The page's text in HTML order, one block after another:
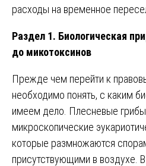
расходы на временное
Раздел 1. Биологическая
до микотоксинов
Прежде чем перейти к
необходимо понять, с каким
имеем дело. Плесневые
микроскопические
которые размножаются
присутствующими в воздухе.